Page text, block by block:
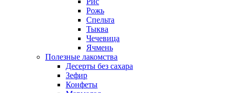
Рожь
Спельта
Тыква
Чечевица
Ячмень
Полезные лакомства
Десерты без сахара
Зефир
Конфеты